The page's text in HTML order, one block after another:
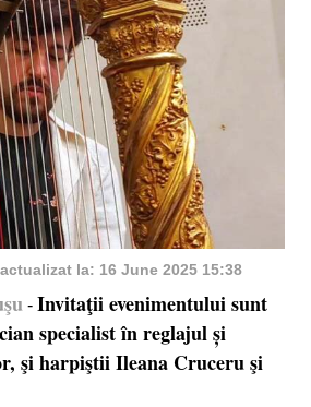
la: 16 June 2025 15:38
- Invitaţii evenimentului sunt
specialist în reglajul și
şi harpiştii Ileana Cruceru şi